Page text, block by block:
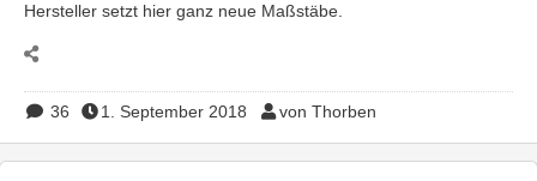
Hersteller setzt hier ganz neue Maßstäbe.
36 1. September 2018 von Thorben